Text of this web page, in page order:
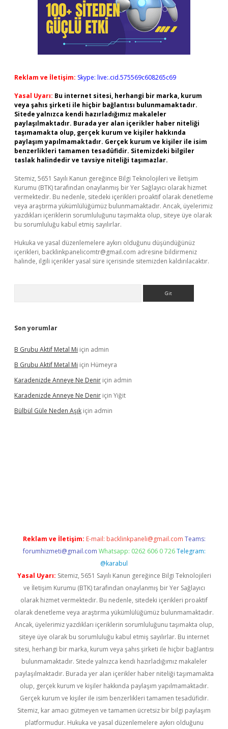
Reklam ve İletişim: Skype: live:.cid.575569c608265c69
Yasal Uyarı: Bu internet sitesi, herhangi bir marka, kurum
veya şahıs şirketi ile hiçbir bağlantısı bulunmamaktadır.
Sitede yalnızca kendi hazırladığımız makaleler
paylaşılmaktadır. Burada yer alan içerikler haber niteliği
taşımamakta olup, gerçek kurum ve kişiler hakkında
paylaşım yapılmamaktadır. Gerçek kurum ve kişiler ile isim
benzerlikleri tamamen tesadüfidir. Sitemizdeki bilgiler
taslak halindedir ve tavsiye niteliği taşımazlar.
Sitemiz, 5651 Sayılı Kanun gereğince Bilgi Teknolojileri ve İletişim
Kurumu (BTK) tarafından onaylanmış bir Yer Sağlayıcı olarak hizmet
vermektedir. Bu nedenle, sitedeki içerikleri proaktif olarak denetleme
veya araştırma yükümlülüğümüz bulunmamaktadır. Ancak, üyelerimiz
yazdıkları içeriklerin sorumluluğunu taşımakta olup, siteye üye olarak
bu sorumluluğu kabul etmiş sayılırlar.
Hukuka ve yasal düzenlemelere aykırı olduğunu düşündüğünüz
içerikleri, backlinkpanelicomtr@gmail.com adresine bildirmeniz
halinde, ilgili içerikler yasal süre içerisinde sitemizden kaldırılacaktır.
Son yorumlar
B Grubu Aktif Metal Mi için admin
B Grubu Aktif Metal Mi için Hümeyra
Karadenizde Anneye Ne Denir için admin
Karadenizde Anneye Ne Denir için Yiğit
Bülbül Güle Neden Aşık için admin
Reklam ve İletişim: E-mail: backlinkpaneli@gmail.com Teams:
forumhizmeti@gmail.com Whatsapp: 0262 606 0 726 Telegram:
@karabul
Yasal Uyarı: Sitemiz, 5651 Sayılı Kanun gereğince Bilgi Teknolojileri
ve İletişim Kurumu (BTK) tarafından onaylanmış bir Yer Sağlayıcı
olarak hizmet vermektedir. Bu nedenle, sitedeki içerikleri proaktif
olarak denetleme veya araştırma yükümlülüğümüz bulunmamaktadır.
Ancak, üyelerimiz yazdıkları içeriklerin sorumluluğunu taşımakta olup,
siteye üye olarak bu sorumluluğu kabul etmiş sayılırlar. Bu internet
sitesi, herhangi bir marka, kurum veya şahıs şirketi ile hiçbir bağlantısı
bulunmamaktadır. Sitede yalnızca kendi hazırladığımız makaleler
paylaşılmaktadır. Burada yer alan içerikler haber niteliği taşımamakta
olup, gerçek kurum ve kişiler hakkında paylaşım yapılmamaktadır.
Gerçek kurum ve kişiler ile isim benzerlikleri tamamen tesadüfidir.
Sitemiz, kar amacı gütmeyen ve tamamen ücretsiz bir bilgi paylaşım
platformudur. Hukuka ve yasal düzenlemelere aykırı olduğunu